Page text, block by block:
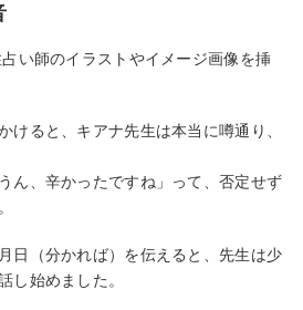
い師のイラストやイメージ画像を挿
けると、キアナ先生は本当に噂通り、
ん、辛かったですね」って、否定せず
日（分かれば）を伝えると、先生は少
し始めました。